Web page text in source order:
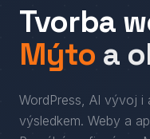
Tvorba
Mýto a
WordPress, AI vývoj i
výsledkem. Weby a